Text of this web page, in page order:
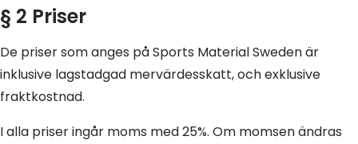
§ 2 Priser
De priser som anges på Sports Material Sweden är
inklusive lagstadgad mervärdesskatt, och exklusive
fraktkostnad.
I alla priser ingår moms med 25%. Om momsen ändras